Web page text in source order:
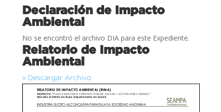
Declaración de Impacto
Ambiental
No se encontró el archivo DIA para este Expediente.
Relatorio de Impacto
Ambiental
» Descargar Archivo